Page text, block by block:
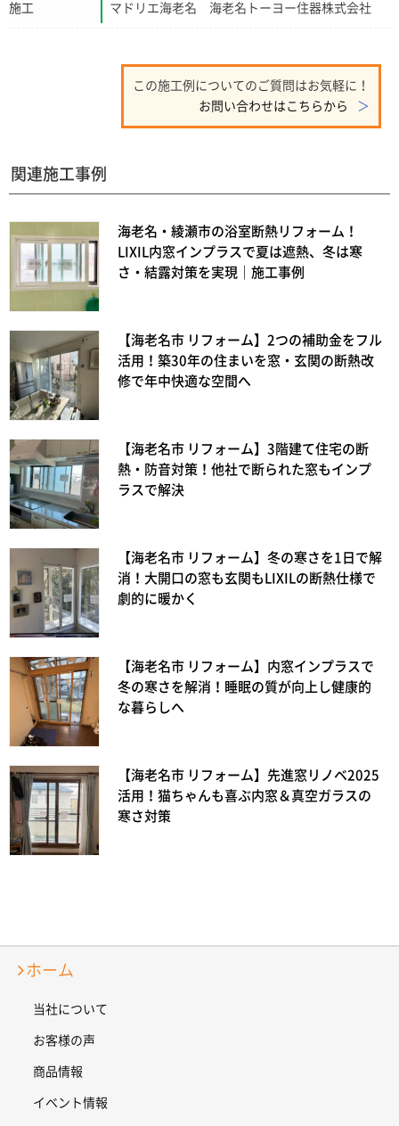
施工 マドリエ海老名 海老名トーヨー住器株式会社
この施工例についてのご質問はお気軽に！
お問い合わせはこちらから
関連施工事例
海老名・綾瀬市の浴室断熱リフォーム！
LIXIL内窓インプラスで夏は遮熱、冬は寒
さ・結露対策を実現｜施工事例
【海老名市 リフォーム】2つの補助金をフル
活用！築30年の住まいを窓・玄関の断熱改
修で年中快適な空間へ
【海老名市 リフォーム】3階建て住宅の断
熱・防音対策！他社で断られた窓もインプ
ラスで解決
【海老名市 リフォーム】冬の寒さを1日で解
消！大開口の窓も玄関もLIXILの断熱仕様で
劇的に暖かく
【海老名市 リフォーム】内窓インプラスで
冬の寒さを解消！睡眠の質が向上し健康的
な暮らしへ
【海老名市 リフォーム】先進窓リノベ2025
活用！猫ちゃんも喜ぶ内窓＆真空ガラスの
寒さ対策
ホーム
当社について
お客様の声
商品情報
イベント情報